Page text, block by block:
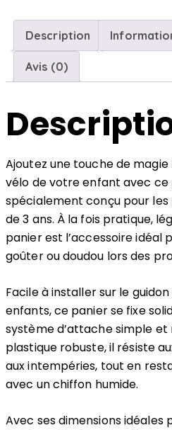
Description
Avis (0)
Ajoutez une touche de magie
vélo de votre enfant avec ce
spécialement conçu pour
de 3 ans. À la fois pratique,
panier est l’accessoire idéal
goûter ou doudou lors des
Facile à installer sur le
enfants, ce panier se fixe
système d’attache simple et
plastique robuste, il résiste
aux intempéries, tout en
avec un chiffon humide.
Avec ses dimensions idéales